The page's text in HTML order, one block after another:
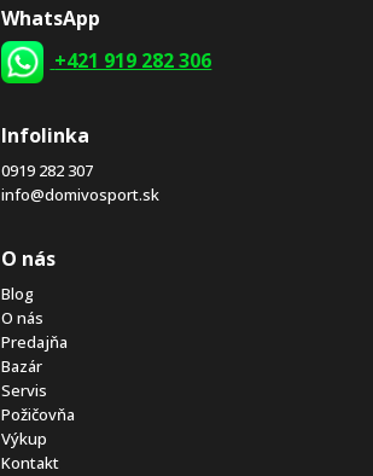
WhatsApp
+421 919 282 306
Infolinka
0919 282 307
info@domivosport.sk
O nás
Blog
O nás
Predajňa
Bazár
Servis
Požičovňa
Výkup
Kontakt